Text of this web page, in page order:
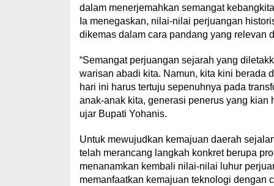
dalam menerjemahkan semangat
Ia menegaskan, nilai-nilai perjuangan
dikemas dalam cara pandang yang relevan
“Semangat perjuangan sejarah yang
warisan abadi kita. Namun, kita kini berada
hari ini harus tertuju sepenuhnya pada
anak-anak kita, generasi penerus yang kian
ujar Bupati Yohanis.
Untuk mewujudkan kemajuan daerah
telah merancang langkah konkret berupa
menanamkan kembali nilai-nilai luhur
memanfaatkan kemajuan teknologi dengan